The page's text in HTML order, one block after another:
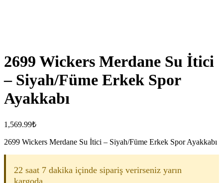
2699 Wickers Merdane Su İtici
– Siyah/Füme Erkek Spor
Ayakkabı
1,569.99₺
2699 Wickers Merdane Su İtici – Siyah/Füme Erkek Spor Ayakkabı
22 saat 7 dakika içinde sipariş verirseniz yarın
kargoda